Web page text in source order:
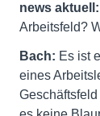
news aktuell:
Arbeitsfeld?
Bach: Es ist
eines